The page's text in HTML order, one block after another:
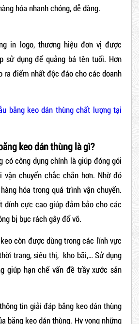
hóa nhanh chóng, dễ dàng.
in logo, thương hiệu đơn vị được
sử dụng để quảng bá tên tuổi. Hơn
ra điểm nhất độc đáo cho các doanh
băng keo dán thùng chất lượng tại
keo dán thùng là gì?
có công dụng chính là giúp đóng gói
vận chuyển chắc chắn hơn. Nhờ đó
hóa trong quá trình vận chuyển.
dính cực cao giúp đảm bảo cho các
bị bục rách gây đổ vỡ.
còn được dùng trong các lĩnh vực
trang, siêu thị, kho bãi,… Sử dụng
giúp hạn chế vấn đề trầy xước sản
tin giải đáp băng keo dán thùng
băng keo dán thùng. Hy vọng những